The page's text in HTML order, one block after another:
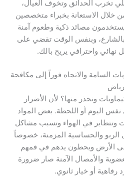
تخرب الحدائق وتخوف العيال،
خلال الاستعانة بخبراء متخصصين
مصائد ذكية وطعوم آمنة
وبنفس الوقت تقضي على
نهائي واحترافي يريح بالك.
السامة والاتجاه فوراً إلى مكافحة
ونحذر منها؟ لأن الأضرار
اليوم أو اللحظة. بعض المواد
وتتطاير في الهواء وتسبب مشاكل
والحساسية المزمنة، خصوصاً
الأرض ويحطون يدهم في فمهم
والأمصال الآمنة صار ضرورة
أو خيار ثانوي.